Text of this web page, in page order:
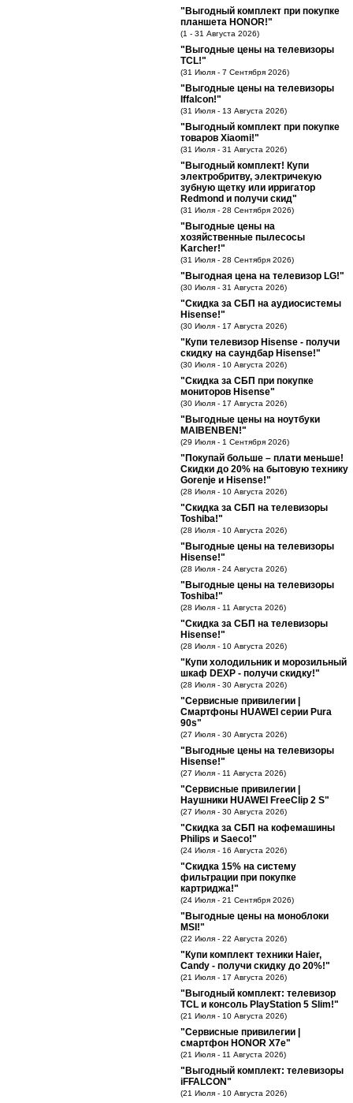
"Выгодный комплект при покупке
планшета HONOR!"
(1 - 31 Августа 2026)
"Выгодные цены на телевизоры
TCL!"
(31 Июля - 7 Сентября 2026)
"Выгодные цены на телевизоры
Iffalcon!"
(31 Июля - 13 Августа 2026)
"Выгодный комплект при покупке
товаров Xiaomi!"
(31 Июля - 31 Августа 2026)
"Выгодный комплект! Купи
электробритву, электричекую
зубную щетку или ирригатор
Redmond и получи скид"
(31 Июля - 28 Сентября 2026)
"Выгодные цены на
хозяйственные пылесосы
Karcher!"
(31 Июля - 28 Сентября 2026)
"Выгодная цена на телевизор LG!"
(30 Июля - 31 Августа 2026)
"Скидка за СБП на аудиосистемы
Hisense!"
(30 Июля - 17 Августа 2026)
"Купи телевизор Hisense - получи
скидку на саундбар Hisense!"
(30 Июля - 10 Августа 2026)
"Скидка за СБП при покупке
мониторов Hisense"
(30 Июля - 17 Августа 2026)
"Выгодные цены на ноутбуки
MAIBENBEN!"
(29 Июля - 1 Сентября 2026)
"Покупай больше – плати меньше!
Скидки до 20% на бытовую технику
Gorenje и Hisense!"
(28 Июля - 10 Августа 2026)
"Скидка за СБП на телевизоры
Toshiba!"
(28 Июля - 10 Августа 2026)
"Выгодные цены на телевизоры
Hisense!"
(28 Июля - 24 Августа 2026)
"Выгодные цены на телевизоры
Toshiba!"
(28 Июля - 11 Августа 2026)
"Скидка за СБП на телевизоры
Hisense!"
(28 Июля - 10 Августа 2026)
"Купи холодильник и морозильный
шкаф DEXP - получи скидку!"
(28 Июля - 30 Августа 2026)
"Сервисные привилегии |
Смартфоны HUAWEI серии Pura
90s"
(27 Июля - 30 Августа 2026)
"Выгодные цены на телевизоры
Hisense!"
(27 Июля - 11 Августа 2026)
"Сервисные привилегии |
Наушники HUAWEI FreeClip 2 S"
(27 Июля - 30 Августа 2026)
"Скидка за СБП на кофемашины
Philips и Saeco!"
(24 Июля - 16 Августа 2026)
"Скидка 15% на систему
фильтрации при покупке
картриджа!"
(24 Июля - 21 Сентября 2026)
"Выгодные цены на моноблоки
MSI!"
(22 Июля - 22 Августа 2026)
"Купи комплект техники Haier,
Candy - получи скидку до 20%!"
(21 Июля - 17 Августа 2026)
"Выгодный комплект: телевизор
TCL и консоль PlayStation 5 Slim!"
(21 Июля - 10 Августа 2026)
"Сервисные привилегии |
смартфон HONOR X7e"
(21 Июля - 11 Августа 2026)
"Выгодный комплект: телевизоры
iFFALCON"
(21 Июля - 10 Августа 2026)